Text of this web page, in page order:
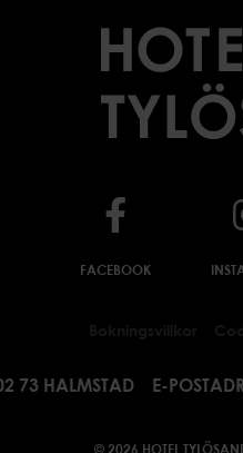
FACEBOOK
73 HALMSTAD E-
© 2026 HOTEL